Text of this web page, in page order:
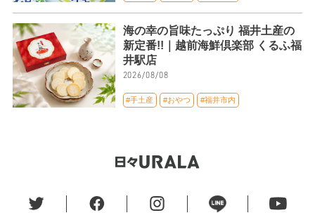
海の幸の旨味たっぷり 福井土産の
新定番!!｜越前海鮮倶楽部 くるふ福
井駅店
2026/08/08
#手土産 #おやつ #福井市内